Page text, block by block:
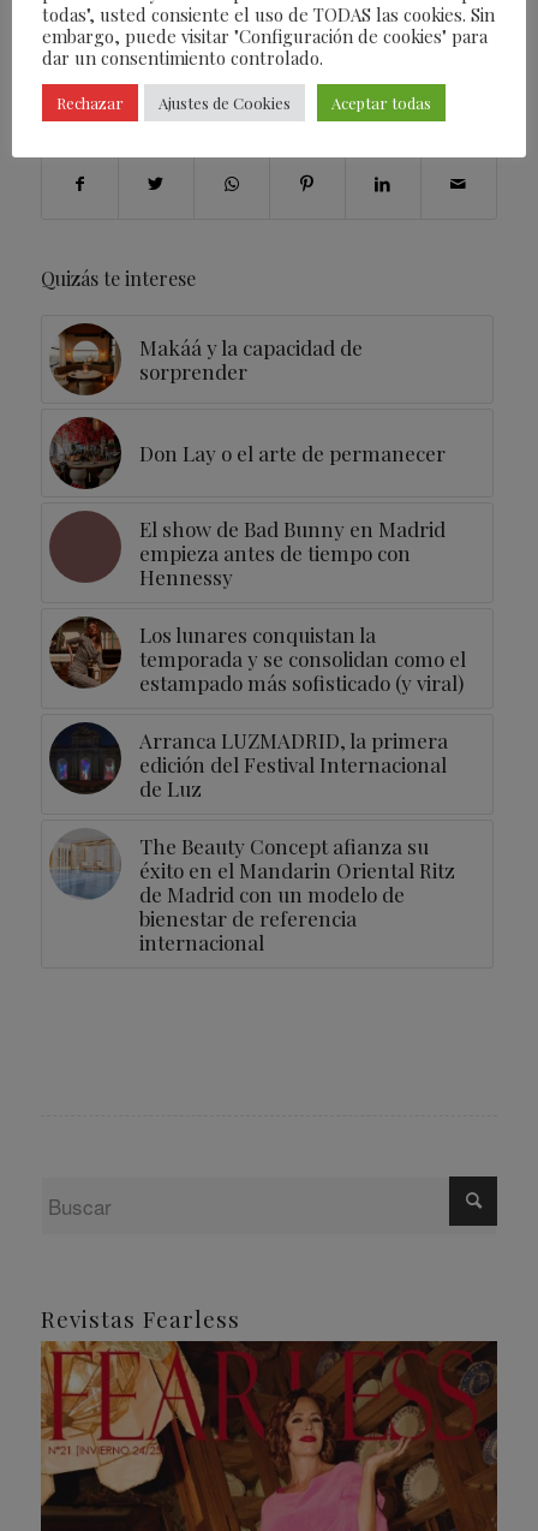
ETIQUETAS:MADRID,MODA,SOSTENIBILIDAD,
TINTOREMUS
Compartir esta entrada
Quizás te interese
Makáá y la capacidad de
sorprender
Don Lay o el arte de permanecer
El show de Bad Bunny en Madrid
empieza antes de tiempo con
Hennessy
Los lunares conquistan la
temporada y se consolidan como el
estampado más sofisticado (y viral)
Arranca LUZMADRID, la primera
edición del Festival Internacional
de Luz
The Beauty Concept afianza su
éxito en el Mandarin Oriental Ritz
de Madrid con un modelo de
bienestar de referencia
internacional
Revistas Fearless
todas", usted consiente el uso de TODAS las cookies. Sin
embargo, puede visitar "Configuración de cookies" para
dar un consentimiento controlado.
Rechazar Ajustes de Cookies Aceptar todas